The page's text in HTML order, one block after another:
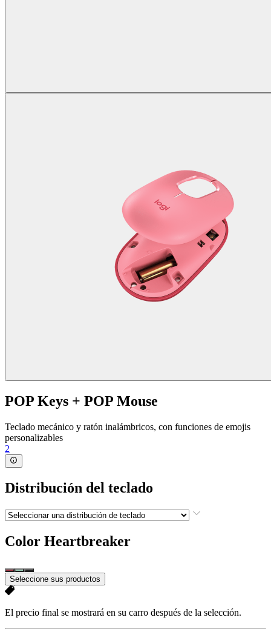
POP Keys + POP Mouse
Teclado mecánico y ratón inalámbricos, con funciones de emojis
personalizables
2
Distribución del teclado
Color Heartbreaker
Seleccione sus productos
El precio final se mostrará en su carro después de la selección.